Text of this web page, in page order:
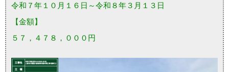
令和７年１０月１６日～令和８年３月１３日
【金額】
５７，４７８，０００円